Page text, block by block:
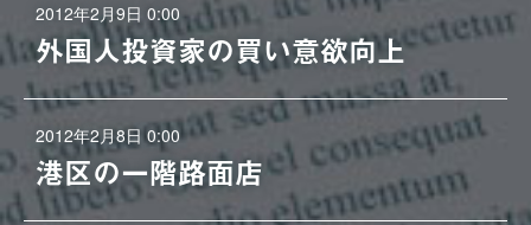
2012年2月9日 0:00
外国人投資家の買い意欲向上
2012年2月8日 0:00
港区の一階路面店